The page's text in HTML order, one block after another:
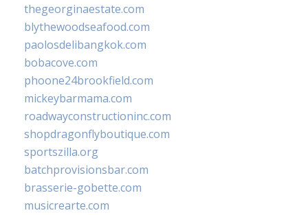
thegeorginaestate.com
blythewoodseafood.com
paolosdelibangkok.com
bobacove.com
phoone24brookfield.com
mickeybarmama.com
roadwayconstructioninc.com
shopdragonflyboutique.com
sportszilla.org
batchprovisionsbar.com
brasserie-gobette.com
musicrearte.com